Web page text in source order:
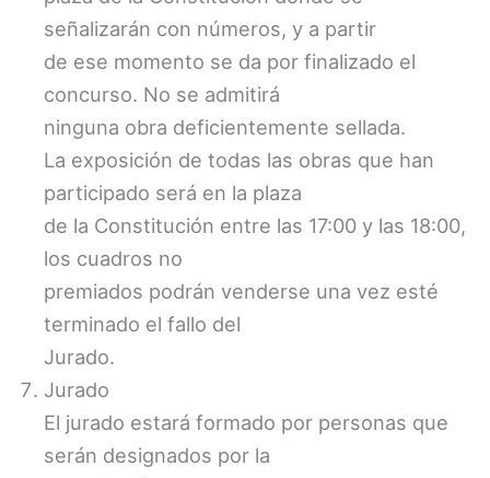
señalizarán con números, y a partir
de ese momento se da por finalizado el
concurso. No se admitirá
ninguna obra deficientemente sellada.
La exposición de todas las obras que han
participado será en la plaza
de la Constitución entre las 17:00 y las 18:00,
los cuadros no
premiados podrán venderse una vez esté
terminado el fallo del
Jurado.
Jurado
El jurado estará formado por personas que
serán designados por la